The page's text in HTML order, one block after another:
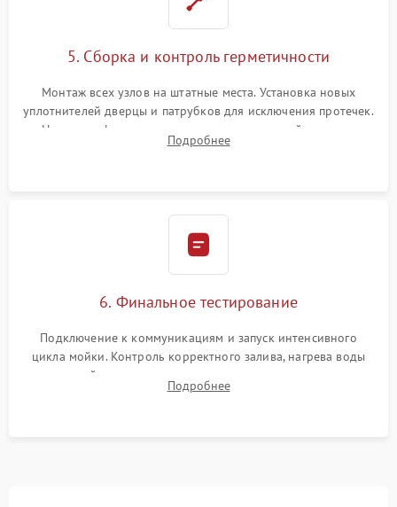
5. Сборка и контроль герметичности
Монтаж всех узлов на штатные места. Установка новых
уплотнителей дверцы и патрубков для исключения протечек.
Надежная фиксация хомутов гидравлической системы,
сборка корпуса и установка датчика поплавка.
Подробнее
6. Финальное тестирование
Подключение к коммуникациям и запуск интенсивного
цикла мойки. Контроль корректного залива, нагрева воды
до нужной температуры, отсутствия посторонних шумов,
штатного слива и абсолютной сухости в поддоне.
Подробнее